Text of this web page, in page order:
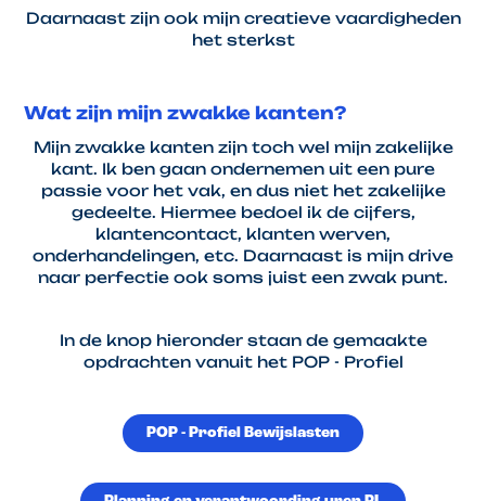
Daarnaast zijn ook mijn creatieve vaardigheden
het sterkst
Wat zijn mijn zwakke kanten?
Mijn zwakke kanten zijn toch wel mijn zakelijke
kant. Ik ben gaan ondernemen uit een pure
passie voor het vak, en dus niet het zakelijke
gedeelte. Hiermee bedoel ik de cijfers,
klantencontact, klanten werven,
onderhandelingen, etc. Daarnaast is mijn drive
naar perfectie ook soms juist een zwak punt.
In de knop hieronder staan de gemaakte
opdrachten vanuit het POP - Profiel
POP - Profiel Bewijslasten